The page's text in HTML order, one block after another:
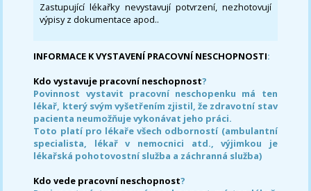
Zastupující lékařky nevystavují potvrzení, nezhotovují
výpisy z dokumentace apod..
INFORMACE K VYSTAVENÍ PRACOVNÍ NESCHOPNOSTI:
Kdo vystavuje pracovní neschopnost?
Povinnost vystavit pracovní neschopenku má ten
lékař, který svým vyšetřením zjistil, že zdravotní stav
pacienta neumožňuje vykonávat jeho práci.
Toto platí pro lékaře všech odborností (ambulantní
specialista, lékař v nemocnici atd., výjimkou je
lékařská pohotovostní služba a záchranná služba)
Kdo vede pracovní neschopnost?